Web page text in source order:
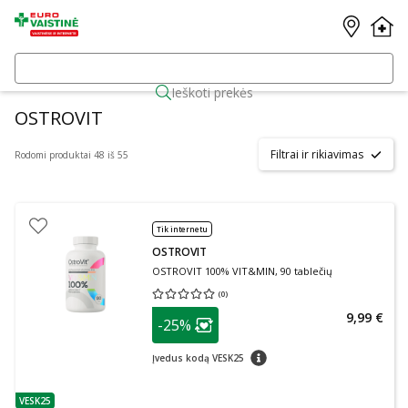
Ieškoti prekės
OSTROVIT
Rodomi produktai 48 iš 55 Filtrai ir rikiavimas
VESK25
Tik internetu
OSTROVIT
OSTROVIT 100% VIT&MIN, 90 tablečių
(0)
Vidutinis įvertinimas 0.00
patarimas
Lojalumo klubo narių nuolaida
-25%
Įvedus kodą VESK25 patarimas
9,99 €